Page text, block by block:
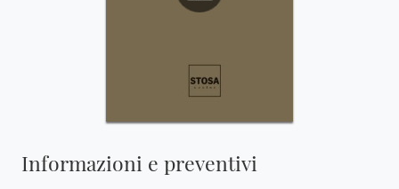
Informazioni e preventivi